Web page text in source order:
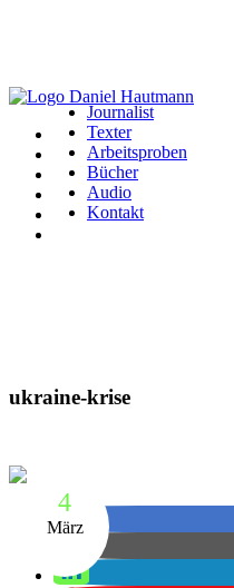
Journalist
Texter
Arbeitsproben
Bücher
Audio
Kontakt
ukraine-krise
4
März